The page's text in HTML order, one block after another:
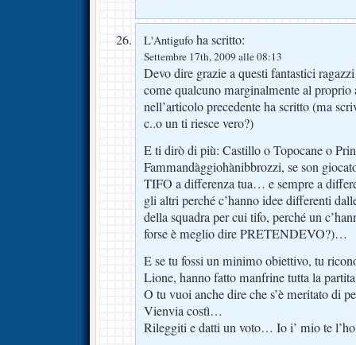
L'Antigufo ha scritto:
Settembre 17th, 2009 alle 08:13
Devo dire grazie a questi fantastici
come qualcuno marginalmente al proprio
nell’articolo precedente ha scritto (ma
c..o un ti riesce vero?)
E ti dirò di più: Castillo o Topocane o
Fammandàggiohànibbrozzi, se son
TIFO a differenza tua… e sempre a
gli altri perché c’hanno idee differenti
della squadra per cui tifo, perché un
forse è meglio dire PRETENDEVO?)…
E se tu fossi un minimo obiettivo, tu
Lione, hanno fatto manfrine tutta la
O tu vuoi anche dire che s’è meritato di
Vienvia costì…
Rileggiti e datti un voto… Io i’ mio te